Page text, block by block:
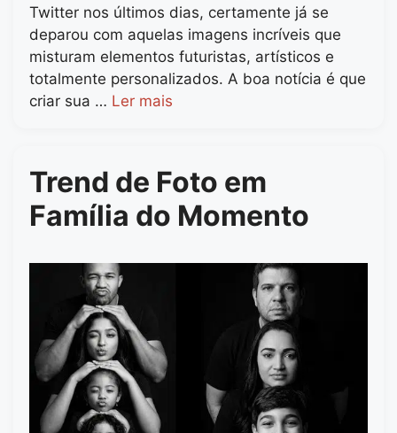
Twitter nos últimos dias, certamente já se
deparou com aquelas imagens incríveis que
misturam elementos futuristas, artísticos e
totalmente personalizados. A boa notícia é que
criar sua … Ler mais
Trend de Foto em
Família do Momento